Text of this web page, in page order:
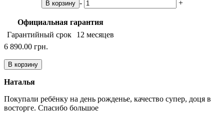
В корзину - +
Официальная гарантия
Гарантийный срок
12 месяцев
6 890.00 грн.
В корзину
Наталья
Покупали ребёнку на день рожденье, качество супер, доця в
восторге. Спасибо большое